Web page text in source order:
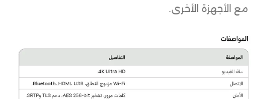
مع الأجهزة الأخرى.